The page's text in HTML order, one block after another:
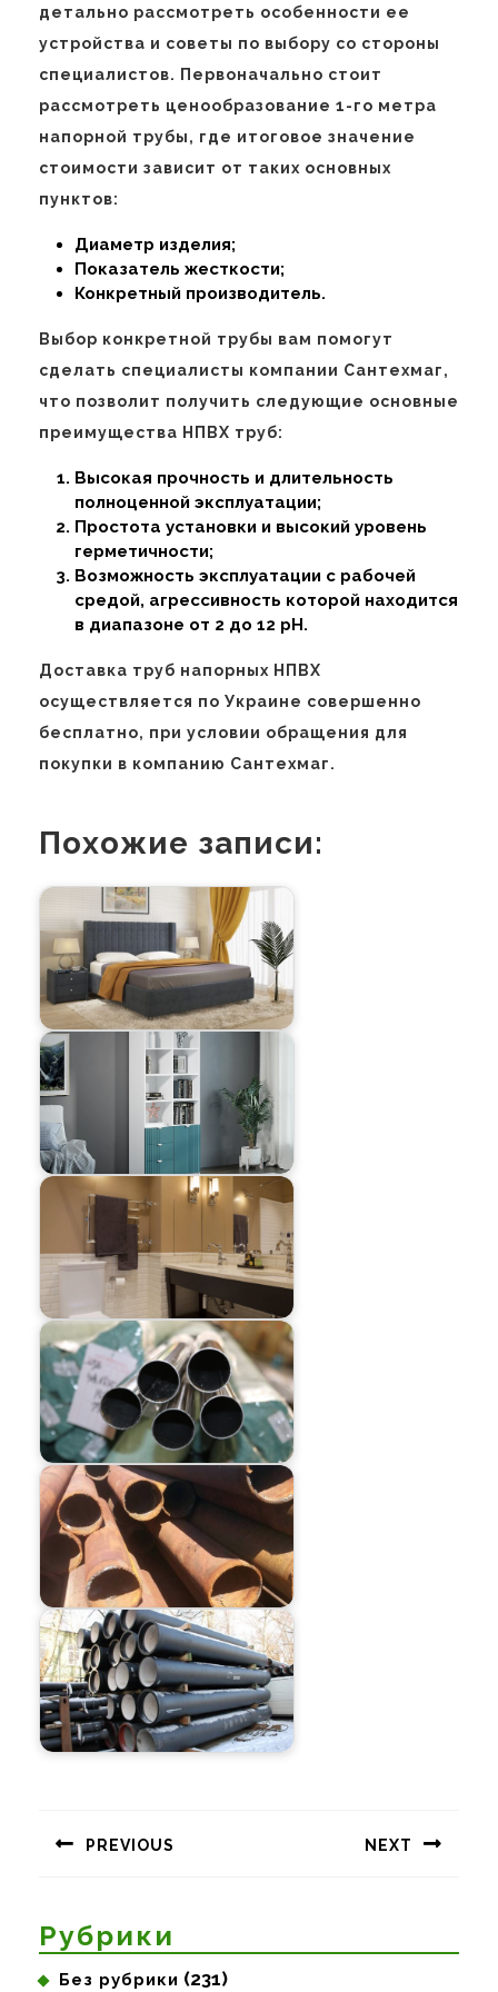
детально рассмотреть особенности ее
устройства и советы по выбору со стороны
специалистов. Первоначально стоит
рассмотреть ценообразование 1-го метра
напорной трубы, где итоговое значение
стоимости зависит от таких основных
пунктов:
Диаметр изделия;
Показатель жесткости;
Конкретный производитель.
Выбор конкретной трубы вам помогут
сделать специалисты компании Сантехмаг,
что позволит получить следующие основные
преимущества НПВХ труб:
Высокая прочность и длительность
полноценной эксплуатации;
Простота установки и высокий уровень
герметичности;
Возможность эксплуатации с рабочей
средой, агрессивность которой находится
в диапазоне от 2 до 12 pH.
Доставка труб напорных НПВХ
осуществляется по Украине совершенно
бесплатно, при условии обращения для
покупки в компанию Сантехмаг.
Похожие записи:
записям
PREVIOUS NEXT
Рубрики
Без рубрики (231)